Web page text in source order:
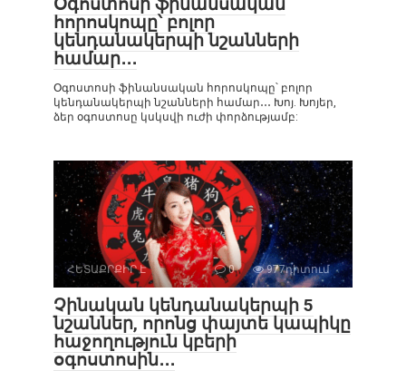
հորոսկոպը՝ բոլոր
կենդանակերպի նշանների
համար․․․
Օգոստոսի ֆինանսական հորոսկոպը՝ բոլոր
կենդանակերպի նշանների համար․․․ Խոյ. Խոյեր,
ձեր օգոստոսը կսկսվի ուժի փորձությամբ:
ՀԵՏԱՔՐՔԻՐ Է 0 977դիտում
Չինական կենդանակերպի 5
նշաններ, որոնց փայտե կապիկը
հաջողություն կբերի
օգոստոսին․․․